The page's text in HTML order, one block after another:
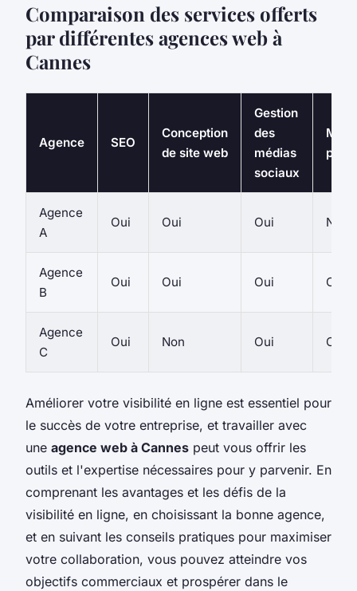
Comparaison des services offerts
par différentes agences web à
Cannes
Agence SEO
Conception
de site web
Gestion
des
médias
sociaux
par
Agence
A
Oui Oui Oui Non
Agence
B
Oui Oui Oui Oui
Agence
C
Oui Non Oui Oui
Améliorer votre visibilité en ligne est essentiel pour
le succès de votre entreprise, et travailler avec
une agence web à Cannes peut vous offrir les
outils et l'expertise nécessaires pour y parvenir. En
comprenant les avantages et les défis de la
visibilité en ligne, en choisissant la bonne agence,
et en suivant les conseils pratiques pour maximiser
votre collaboration, vous pouvez atteindre vos
objectifs commerciaux et prospérer dans le